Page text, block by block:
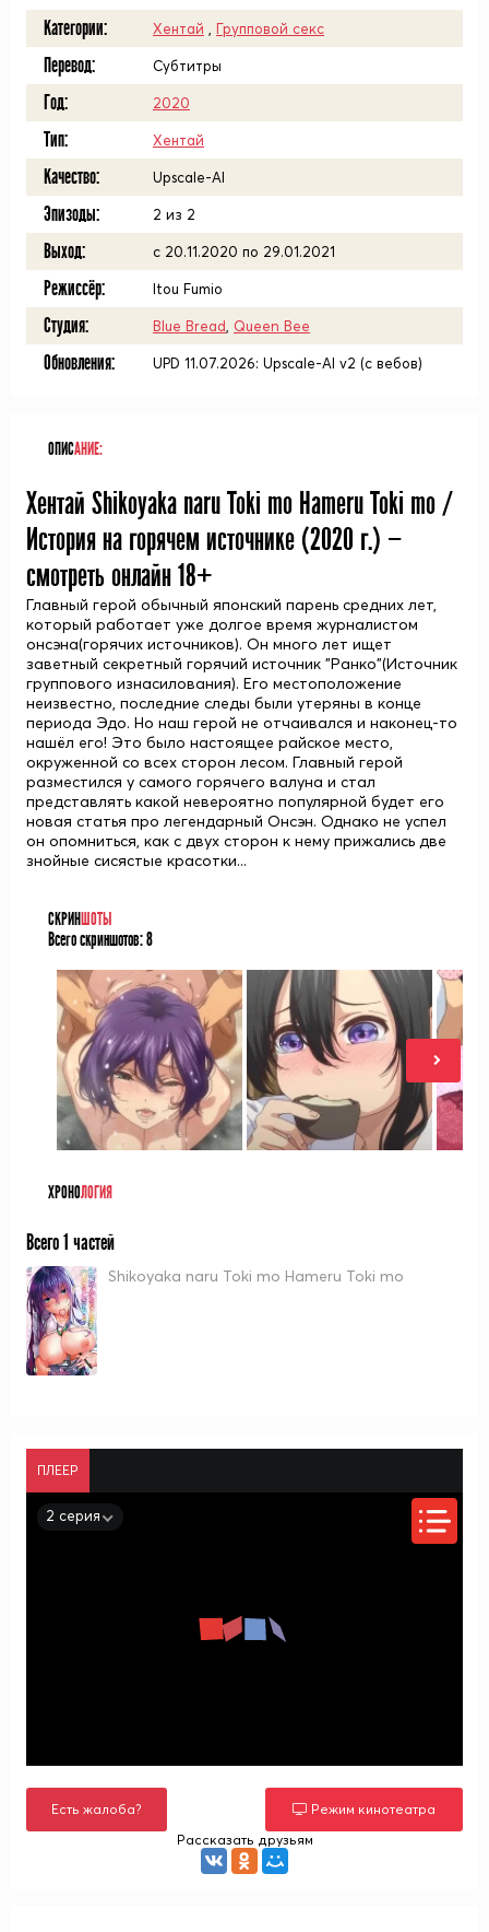
Категории: Хентай Групповой секс
Перевод: Субтитры
Год: 2020
Тип: Хентай
Качество: Upscale-AI
Эпизоды: 2 из 2
Выход: с 20.11.2020 по 29.01.2021
Режиссёр: Itou Fumio
Студия: Blue Bread Queen Bee
Обновления: UPD 11.07.2026: Upscale-AI v2 (с вебов)
ОПИСАНИЕ:
Хентай Shikoyaka naru Toki mo Hameru Toki mo /
История на горячем источнике (2020 г.) —
смотреть онлайн 18+
Главный герой обычный японский парень средних лет,
который работает уже долгое время журналистом
онсэна(горячих источников). Он много лет ищет
заветный секретный горячий источник "Ранко"(Источник
группового изнасилования). Его местоположение
неизвестно, последние следы были утеряны в конце
периода Эдо. Но наш герой не отчаивался и наконец-то
нашёл его! Это было настоящее райское место,
окруженной со всех сторон лесом. Главный герой
разместился у самого горячего валуна и стал
представлять какой невероятно популярной будет его
новая статья про легендарный Онсэн. Однако не успел
он опомниться, как с двух сторон к нему прижались две
знойные сисястые красотки...
СКРИН ШОТЫ
Всего скриншотов:8
ХРОНОЛОГИЯ
Всего 1 частей
Shikoyaka naru Toki mo Hameru Toki mo
ПЛЕЕР
2 серия
Есть жалоба?
Режим кинотеатра
Рассказать друзьям